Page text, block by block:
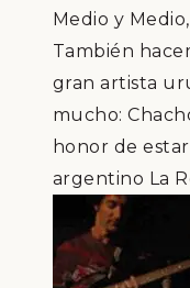
Medio y
También
gran artista
mucho:
honor deesta
argentino La